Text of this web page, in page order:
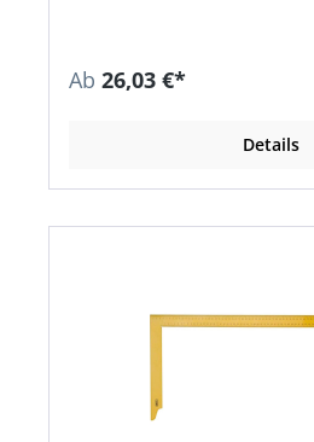
Ab 26,03 €*
Details